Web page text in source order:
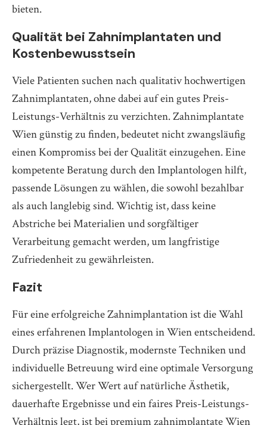
bieten.
Qualität bei Zahnimplantaten und
Kostenbewusstsein
Viele Patienten suchen nach qualitativ hochwertigen
Zahnimplantaten, ohne dabei auf ein gutes Preis-
Leistungs-Verhältnis zu verzichten. Zahnimplantate
Wien günstig zu finden, bedeutet nicht zwangsläufig
einen Kompromiss bei der Qualität einzugehen. Eine
kompetente Beratung durch den Implantologen hilft,
passende Lösungen zu wählen, die sowohl bezahlbar
als auch langlebig sind. Wichtig ist, dass keine
Abstriche bei Materialien und sorgfältiger
Verarbeitung gemacht werden, um langfristige
Zufriedenheit zu gewährleisten.
Fazit
Für eine erfolgreiche Zahnimplantation ist die Wahl
eines erfahrenen Implantologen in Wien entscheidend.
Durch präzise Diagnostik, modernste Techniken und
individuelle Betreuung wird eine optimale Versorgung
sichergestellt. Wer Wert auf natürliche Ästhetik,
dauerhafte Ergebnisse und ein faires Preis-Leistungs-
Verhältnis legt, ist bei premium zahnimplantate Wien